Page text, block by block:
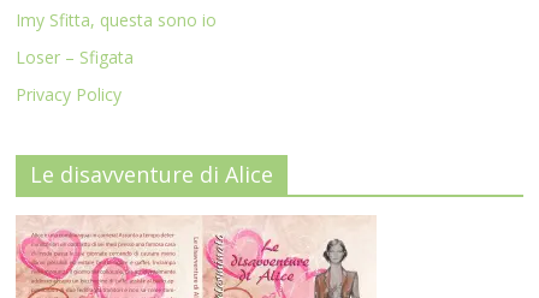
Imy Sfitta, questa sono io
Loser – Sfigata
Privacy Policy
Le disavventure di Alice